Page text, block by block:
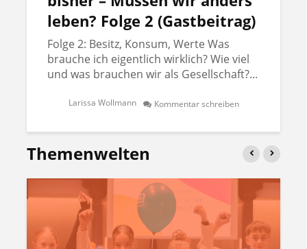
leben? Folge 2 (Gastbeitrag)
Folge 2: Besitz, Konsum, Werte Was
brauche ich eigentlich wirklich? Wie viel
und was brauchen wir als Gesellschaft?...
Larissa Wollmann Kommentar schreiben
Themenwelten